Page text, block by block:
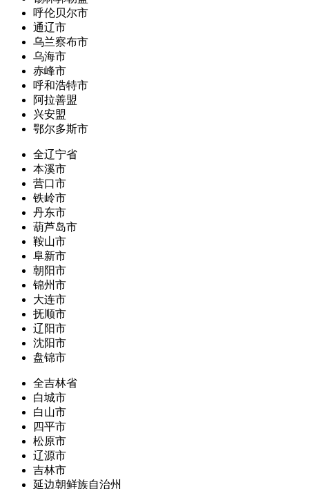
呼伦贝尔市
通辽市
乌兰察布市
乌海市
赤峰市
呼和浩特市
阿拉善盟
兴安盟
鄂尔多斯市
全辽宁省
本溪市
营口市
铁岭市
丹东市
葫芦岛市
鞍山市
阜新市
朝阳市
锦州市
大连市
抚顺市
辽阳市
沈阳市
盘锦市
全吉林省
白城市
白山市
四平市
松原市
辽源市
吉林市
延边朝鲜族自治州